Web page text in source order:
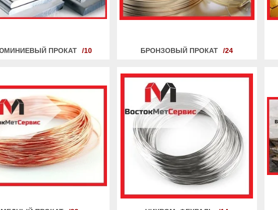
ПРОКАТ 10 БРОНЗОВЫЙ ПРОКАТ 24